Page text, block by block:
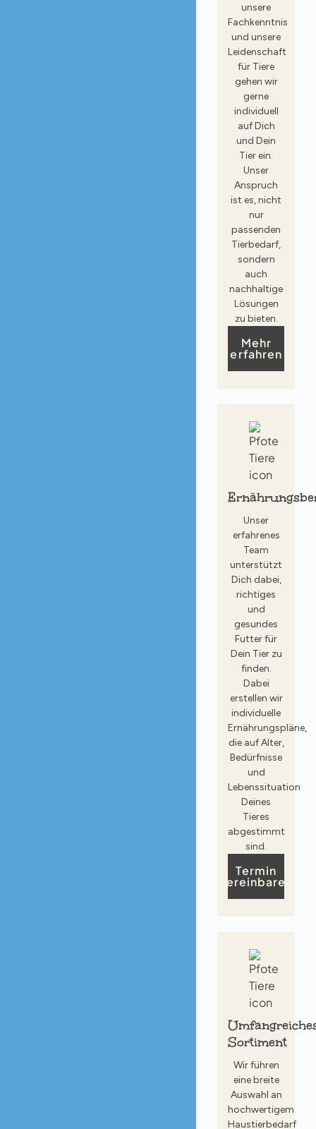
unsere
Fachkenntnis
und unsere
Leidenschaft
für Tiere
gehen wir
gerne
individuell
auf Dich
und Dein
Tier ein.
Unser
Anspruch
ist es, nicht
nur
passenden
Tierbedarf,
sondern
auch
nachhaltige
Lösungen
zu bieten.
Mehr
erfahren
Unser
erfahrenes
Team
unterstützt
Dich dabei,
richtiges
und
gesundes
Futter für
Dein Tier zu
finden.
Dabei
erstellen wir
individuelle
Ernährungspläne,
die auf Alter,
Bedürfnisse
und
Lebenssituation
Deines
Tieres
abgestimmt
sind.
Termin
vereinbaren
Sortiment
Wir führen
eine breite
Auswahl an
hochwertigem
Haustierbedarf